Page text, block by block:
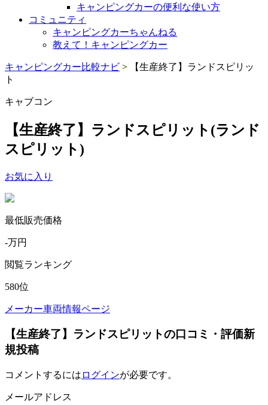
キャンピングカーの便利な使い方
コミュニティ
キャンピングカーちゃんねる
教えて！キャンピングカー
キャンピングカー比較ナビ >
【生産終了】ランドスピリッ
ト
キャブコン
【生産終了】ランドスピリット (ランド
スピリット)
お気に入り
最低販売価格
-万円
閲覧ランキング
580位
メーカー車両情報ページ
【生産終了】ランドスピリットの口コミ・評価新
規投稿
コメントするには ログインが必要です。
メールアドレス